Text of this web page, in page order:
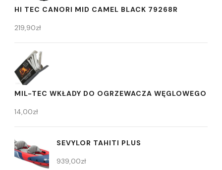
HI TEC CANORI MID CAMEL BLACK 79268R
219,90zł
MIL-TEC WKŁADY DO OGRZEWACZA WĘGLOWEGO
14,00zł
SEVYLOR TAHITI PLUS
939,00zł